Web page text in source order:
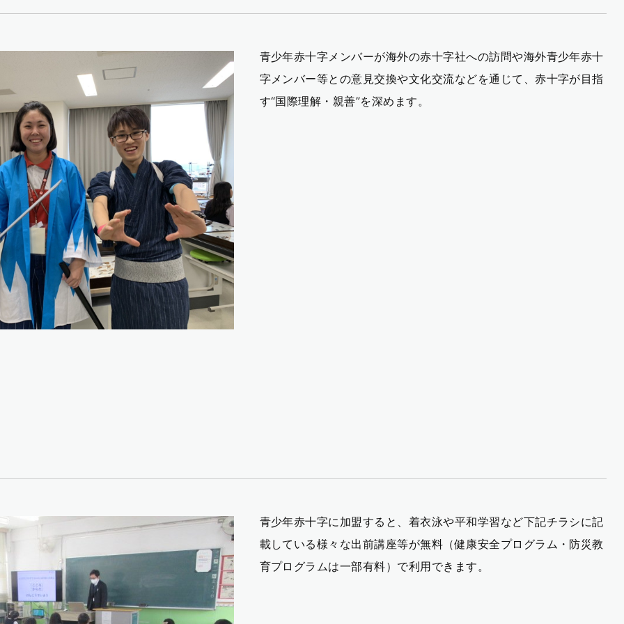
青少年赤十字メンバーが海外の赤十字社への訪問や海外青少年赤十
字メンバー等との意見交換や文化交流などを通じて、赤十字が目指
す“国際理解・親善”を深めます。
青少年赤十字に加盟すると、着衣泳や平和学習など下記チラシに記
載している様々な出前講座等が無料（健康安全プログラム・防災教
育プログラムは一部有料）で利用できます。